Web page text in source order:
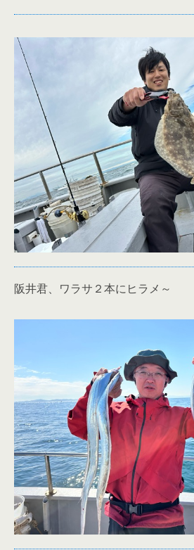
阪井君、ワラサ２本にヒラメ～